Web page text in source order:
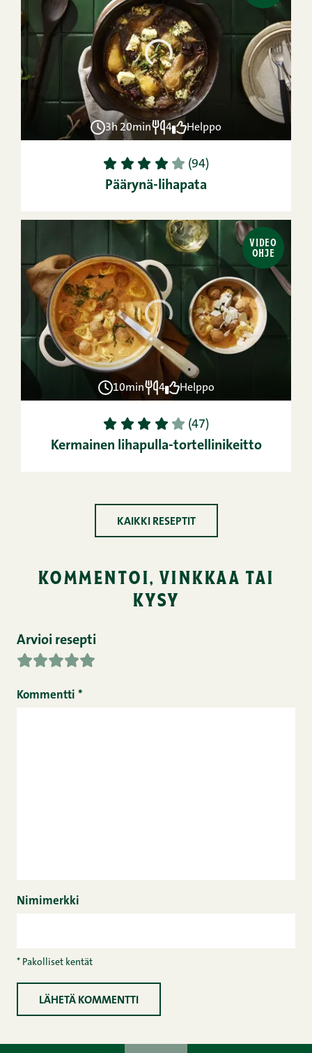
3h 20min 4 Helppo
1 2 3 4 5 (94)
Päärynä-lihapata
VIDEO
OHJE
10min 4 Helppo
1 2 3 4 5 (47)
Kermainen lihapulla-tortellinikeitto
KAIKKI RESEPTIT
kommentoi, vinkkaa tai
kysy
Arvioi resepti
Kommentti *
Nimimerkki
* Pakolliset kentät